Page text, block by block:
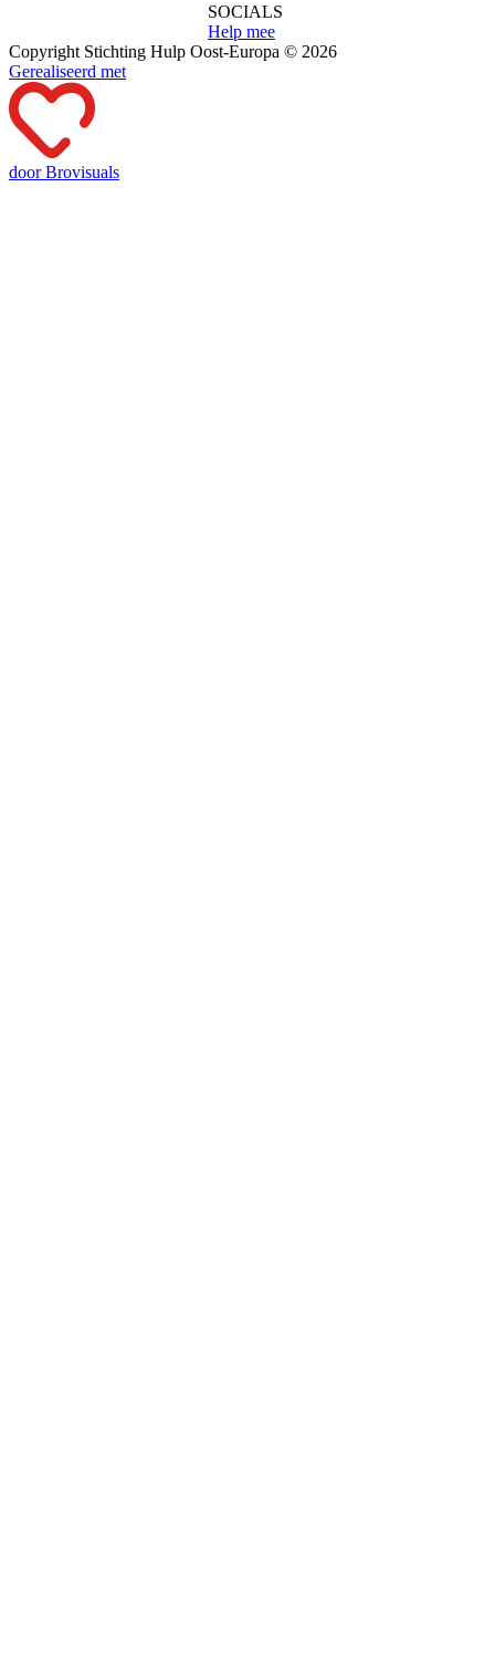
SOCIALS
Help mee
Copyright Stichting Hulp Oost-Europa © 2026
Gerealiseerd met
door Brovisuals